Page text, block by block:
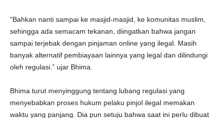
“Bahkan nanti sampai ke masjid-masjid, ke komunitas muslim,
sehingga ada semacam tekanan, diingatkan bahwa jangan
sampai terjebak dengan pinjaman online yang ilegal. Masih
banyak alternatif pembiayaan lainnya yang legal dan dilindungi
oleh regulasi.” ujar Bhima.
Bhima turut menyinggung tentang lubang regulasi yang
menyebabkan proses hukum pelaku pinjol ilegal memakan
waktu yang panjang. Dia pun setuju bahwa saat ini perlu dibuat